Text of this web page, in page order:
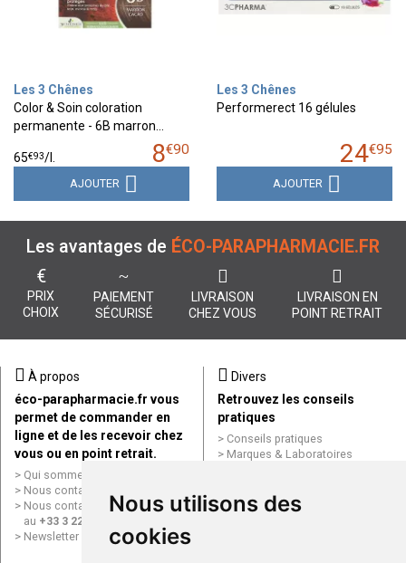
Nous utilisons des
cookies
Les 3 Chênes
Color & Soin coloration
permanente - 6B marron…
8€90
65€93/
AJOUTER
Les 3 Chênes
Performerect 16 gélules
24€95
AJOUTER
Les avantages de ÉCO-PARAPHARMACIE.FR
€
PRIX
CHOIX
PAIEMENT
SÉCURISÉ
LIVRAISON
CHEZ VOUS
LIVRAISON EN
POINT RETRAIT
À propos
éco-parapharmacie.fr vous
permet de commander en
ligne et de les recevoir chez
vous ou en point retrait.
Qui sommes nous ?
Nous contacter par e-mail
Nous contacter par téléphone
au +33 3 22 71 64 10
Newsletter
Divers
Retrouvez les conseils
pratiques
Conseils pratiques
Marques & Laboratoires
Mentions légales
Données personnelles